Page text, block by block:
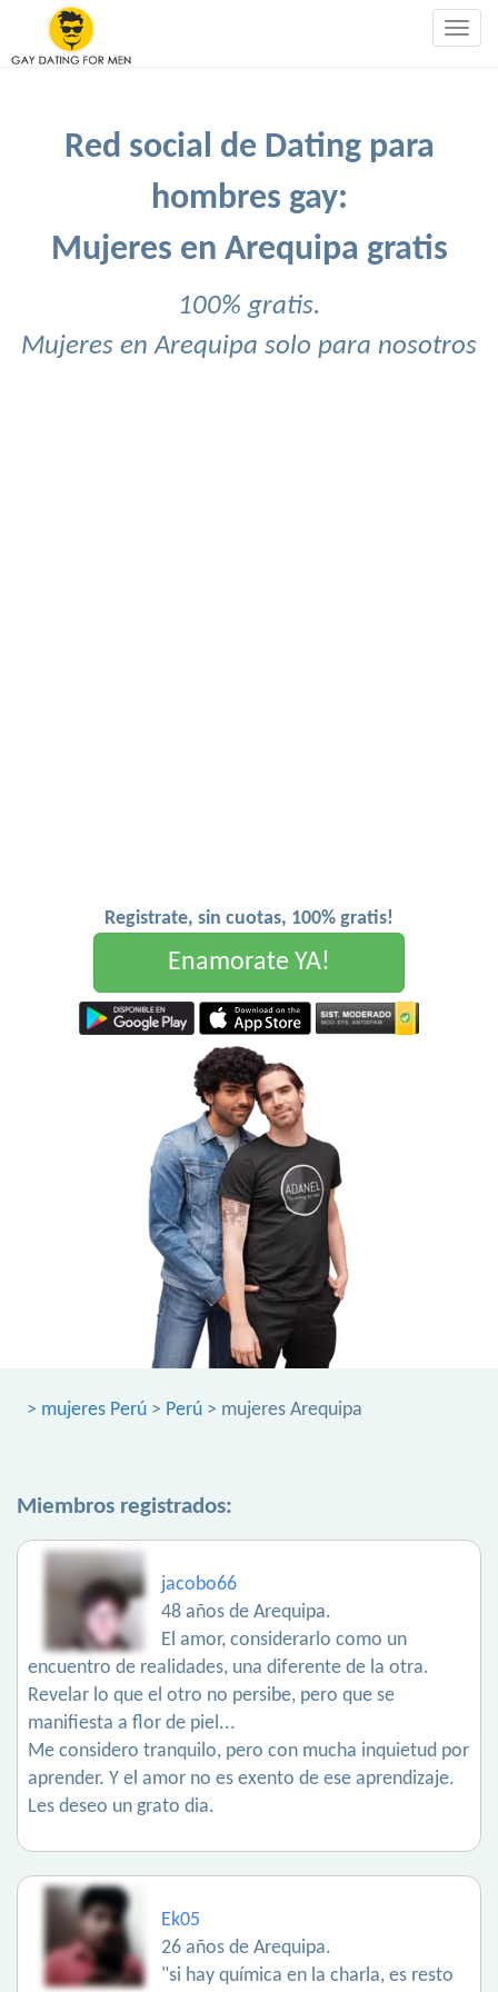
Red social de Dating para
hombres gay:
Mujeres en Arequipa gratis
100% gratis.
Mujeres en Arequipa solo para nosotros
Registrate, sin cuotas, 100% gratis!
Enamorate YA!
> mujeres Perú > Perú > mujeres Arequipa
Miembros registrados:
jacobo66
48 años de Arequipa.
El amor, considerarlo como un
encuentro de realidades, una diferente de la otra.
Revelar lo que el otro no persibe, pero que se
manifiesta a flor de piel...
Me considero tranquilo, pero con mucha inquietud por
aprender. Y el amor no es exento de ese aprendizaje.
Les deseo un grato dia.
Ek05
26 años de Arequipa.
"si hay química en la charla, es resto